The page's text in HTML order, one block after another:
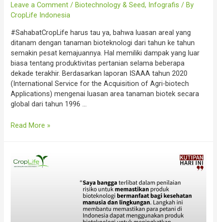
Leave a Comment /Biotechnology & Seed, Infografis / By
CropLife Indonesia
#SahabatCropLife harus tau ya, bahwa luasan areal yang
ditanam dengan tanaman bioteknologi dari tahun ke tahun
semakin pesat kemajuannya. Hal memiliki dampak yang luar
biasa tentang produktivitas pertanian selama beberapa
dekade terakhir. Berdasarkan laporan ISAAA tahun 2020
(International Service for the Acquisition of Agri-biotech
Applications) mengenai luasan area tanaman biotek secara
global dari tahun 1996 …
Luasan
Bioteknologi
Secara
Read More »